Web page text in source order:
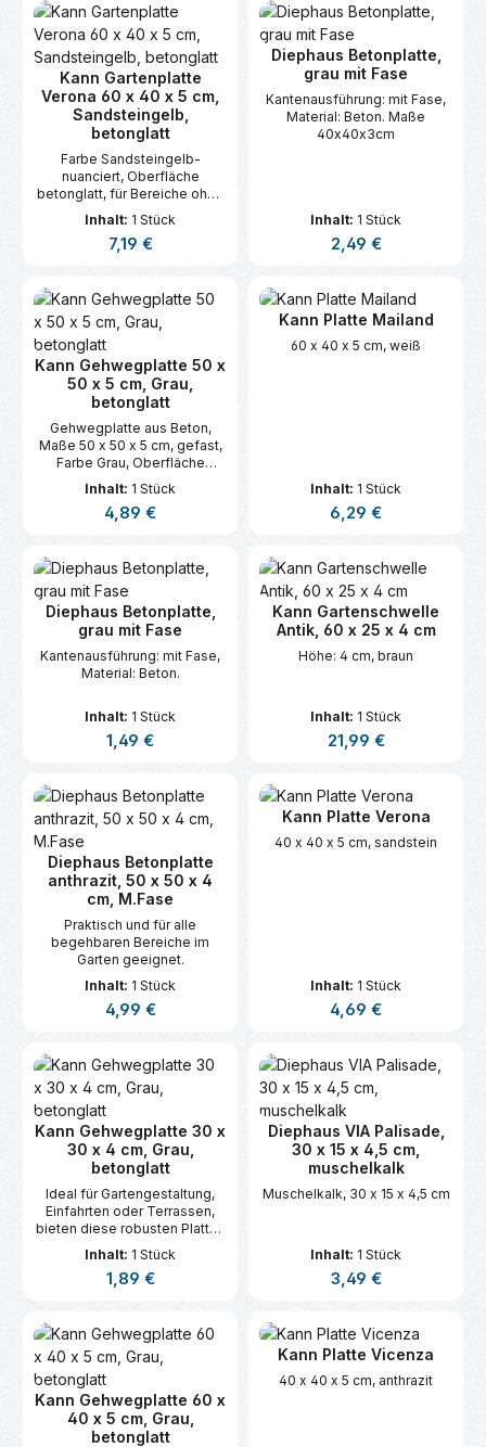
Kann Gartenplatte
Verona 60 x 40 x 5 cm,
Sandsteingelb,
betonglatt
Farbe Sandsteingelb-
nuanciert, Oberfläche
betonglatt, für Bereiche ohne
Inhalt: 1 Stück
Regulärer Preis:
7,19 €
Diephaus Betonplatte,
grau mit Fase
Kantenausführung: mit Fase,
Material: Beton. Maße
40x40x3cm
Inhalt: 1 Stück
Regulärer Preis:
2,49 €
Kann Gehwegplatte 50 x
50 x 5 cm, Grau,
betonglatt
Gehwegplatte aus Beton,
Maße 50 x 50 x 5 cm, gefast,
Farbe Grau, Oberfläche
Verkehrslast. Paletteninhalt:
32.
Inhalt: 1 Stück
Regulärer Preis:
4,89 €
Kann Platte Mailand
60 x 40 x 5 cm, weiß
Inhalt: 1 Stück
Regulärer Preis:
6,29 €
Diephaus Betonplatte,
grau mit Fase
Kantenausführung: mit Fase,
Material: Beton.
Inhalt: 1 Stück
Regulärer Preis:
1,49 €
Kann Gartenschwelle
Antik, 60 x 25 x 4 cm
Höhe: 4 cm, braun
Inhalt: 1 Stück
Regulärer Preis:
21,99 €
Diephaus Betonplatte
anthrazit, 50 x 50 x 4
cm, M.Fase
Praktisch und für alle
begehbaren Bereiche im
Garten geeignet.
Inhalt: 1 Stück
Regulärer Preis:
4,99 €
Kann Platte Verona
40 x 40 x 5 cm, sandstein
Inhalt: 1 Stück
Regulärer Preis:
4,69 €
Kann Gehwegplatte 30 x
30 x 4 cm, Grau,
betonglatt
Ideal für Gartengestaltung,
Einfahrten oder Terrassen,
bieten diese robusten Platten
Lösung für Ihre
Außenbereiche.
Inhalt: 1 Stück
Regulärer Preis:
1,89 €
Diephaus VIA Palisade,
30 x 15 x 4,5 cm,
muschelkalk
Muschelkalk, 30 x 15 x 4,5 cm
Inhalt: 1 Stück
Regulärer Preis:
3,49 €
Kann Gehwegplatte 60 x
40 x 5 cm, Grau,
betonglatt
Kann Platte Vicenza
40 x 40 x 5 cm, anthrazit